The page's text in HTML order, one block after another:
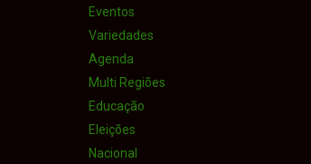
Eventos
Variedades
Agenda
Multi Regiões
Educação
Eleições
Nacional